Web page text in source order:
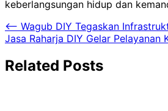
keberlangsungan hidup dan
Navigasi
pos
⟵ Wagub DIY Tegaskan
Jasa Raharja DIY Gelar
Related Posts